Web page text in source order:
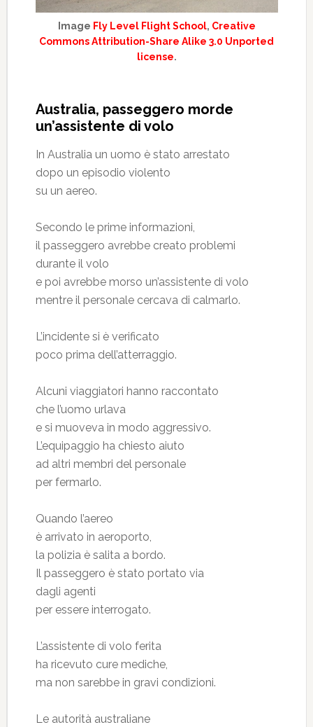
Image Fly Level Flight School, Creative
Commons Attribution-Share Alike 3.0 Unported
license.
Australia, passeggero morde
un’assistente di volo
In Australia un uomo è stato arrestato
dopo un episodio violento
su un aereo.
Secondo le prime informazioni,
il passeggero avrebbe creato problemi
durante il volo
e poi avrebbe morso un’assistente di volo
mentre il personale cercava di calmarlo.
L’incidente si è verificato
poco prima dell’atterraggio.
Alcuni viaggiatori hanno raccontato
che l’uomo urlava
e si muoveva in modo aggressivo.
L’equipaggio ha chiesto aiuto
ad altri membri del personale
per fermarlo.
Quando l’aereo
è arrivato in aeroporto,
la polizia è salita a bordo.
Il passeggero è stato portato via
dagli agenti
per essere interrogato.
L’assistente di volo ferita
ha ricevuto cure mediche,
ma non sarebbe in gravi condizioni.
Le autorità australiane